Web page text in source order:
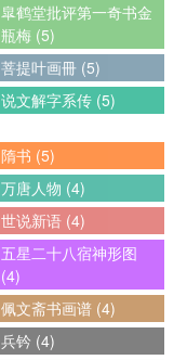
皐鹤堂批评第一奇书金
瓶梅 (5)
菩提叶画冊 (5)
说文解字系传 (5)
隋书 (5)
万唐人物 (4)
世说新语 (4)
五星二十八宿神形图
(4)
佩文斋书画谱 (4)
兵钤 (4)